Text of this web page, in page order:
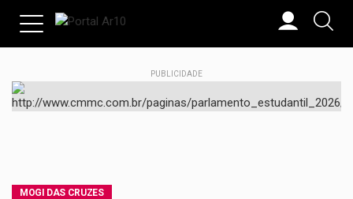
PUBLICIDADE
MOGI DAS CRUZES